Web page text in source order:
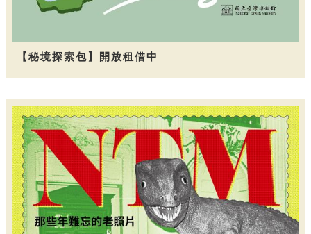
【秘境探索包】開放租借中